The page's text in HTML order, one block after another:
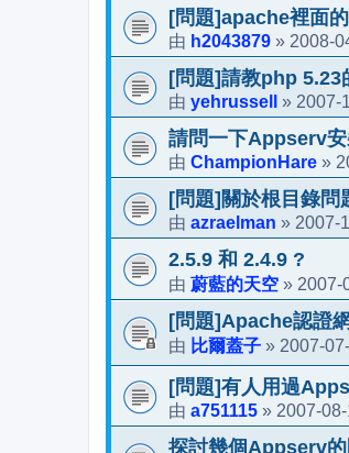
[問題]apache裡面
由 h2043879 » 2008-
[問題]請教php
由 yehrussell » 2007-
請問一下Appserv
由 ChampionHare »
[問題]關於根目錄問
由 azraelman » 2007-
2.5.9 和 2.4.9 ?
由 蔚藍的天空 » 2007-
[問題]Apache認證
由 比爾蓋子 » 2007-
[問題]有人用過
由 a751115 » 2007-
探討幾個Appserv的